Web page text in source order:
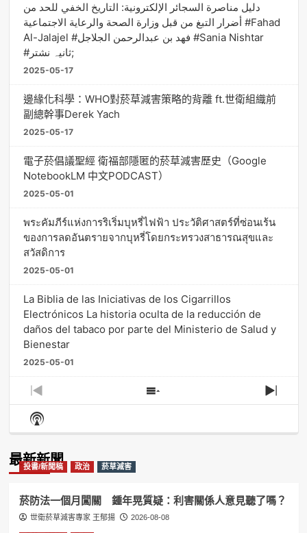
دليل مناصرة السجائر الإلكترونية: التاريخ الخفي للحد من
أضرار التبغ من قبل وزارة الصحة والرعاية الاجتماعية #Fahad
Al-Jalajel #فهد بن عبدالرحمن الجلاجل #Sania Nishtar
#ثانیہ نشتر;
2025-05-17
邊緣化科學：WHO對菸草減害策略的背離 ft.世衛組織前
副總幹事Derek Yach
2025-05-17
電子菸倡議聖經 衛福部隱匿的菸草減害歷史（Google
NotebookLM 中文PODCAST）
2025-05-01
พระคัมภีร์แห่งการริเริ่มบุหรี่ไฟฟ้า ประวัติศาสตร์ที่ซ่อนเร้น
ของการลดอันตรายจากบุหรี่โดยกระทรวงสาธารณสุขและ
สวัสดิการ
2025-05-01
La Biblia de las Iniciativas de los Cigarrillos
Electrónicos La historia oculta de la reducción de
daños del tabaco por parte del Ministerio de Salud y
Bienestar
2025-05-01
Previous
Episode
Show
Episodes
Next
Show
Podcast
最新新聞
投書/新聞稿 政治 菸草減害
菸防法一個月闖關 鍾年晃質疑：利害關係人意見聽了嗎？
世衛菸草減害專家 王郁揚 2026-08-08